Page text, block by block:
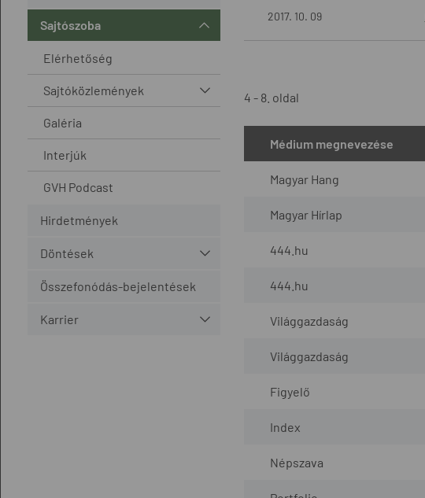
Sajtószoba
Elérhetőség
Sajtóközlemények
Galéria
Interjúk
GVH Podcast
Hirdetmények
Döntések
Összefonódás-bejelentések
Karrier
2017. 10. 09
4 - 8. oldal
Médium megnevezése
Magyar Hang
Magyar Hírlap
444.hu
444.hu
Világgazdaság
Világgazdaság
Figyelő
Index
Népszava